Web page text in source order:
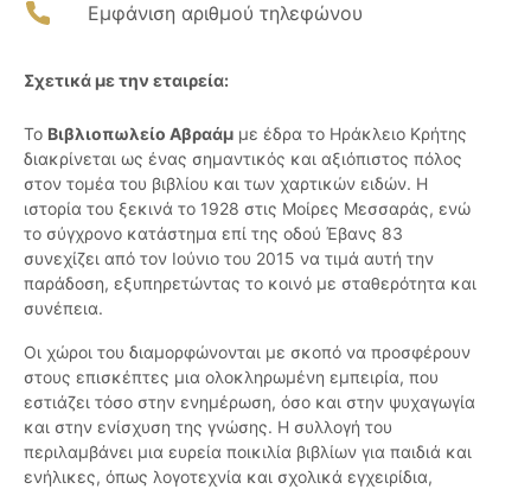
Εμφάνιση αριθμού τηλεφώνου
Σχετικά με την εταιρεία:
Το Βιβλιοπωλείο Αβραάμ με έδρα το Ηράκλειο Κρήτης
διακρίνεται ως ένας σημαντικός και αξιόπιστος πόλος
στον τομέα του βιβλίου και των χαρτικών ειδών. Η
ιστορία του ξεκινά το 1928 στις Μοίρες Μεσσαράς, ενώ
το σύγχρονο κατάστημα επί της οδού Έβανς 83
συνεχίζει από τον Ιούνιο του 2015 να τιμά αυτή την
παράδοση, εξυπηρετώντας το κοινό με σταθερότητα και
συνέπεια.
Οι χώροι του διαμορφώνονται με σκοπό να προσφέρουν
στους επισκέπτες μια ολοκληρωμένη εμπειρία, που
εστιάζει τόσο στην ενημέρωση, όσο και στην ψυχαγωγία
και στην ενίσχυση της γνώσης. Η συλλογή του
περιλαμβάνει μια ευρεία ποικιλία βιβλίων για παιδιά και
ενήλικες, όπως λογοτεχνία και σχολικά εγχειρίδια,